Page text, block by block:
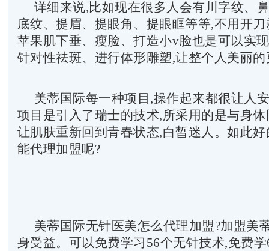
详细来说,比如现在很多人会有川字纹、
底纹、提眉、提眼角、提眼眶等等,不用开
苹果肌下垂、瘦脸、打造小v脸也是可以实
针对性祛斑、进行体形雕塑,让整个人美丽
美蒂国际每一种项目,操作起来都很让人
项目是引入了瑞士的技术,所采用的是与身
让肌肤重新回到青春状态,白皙迷人。如此
能代理加盟呢?
美蒂国际无针医美怎么代理加盟?加盟美
身受益。可以免费学习56个无针技术,免费